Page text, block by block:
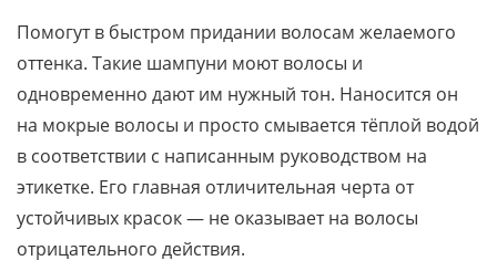
Помогут в быстром придании волосам желаемого
оттенка. Такие шампуни моют волосы и
одновременно дают им нужный тон. Наносится он
на мокрые волосы и просто смывается тёплой водой
в соответствии с написанным руководством на
этикетке. Его главная отличительная черта от
устойчивых красок — не оказывает на волосы
отрицательного действия.